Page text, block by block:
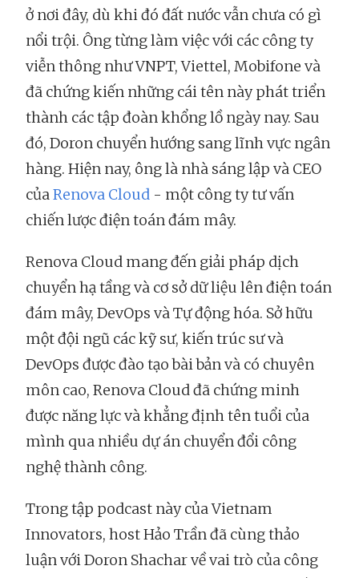
ở nơi đây, dù khi đó đất nước vẫn chưa có gì
nổi trội. Ông từng làm việc với các công ty
viễn thông như VNPT, Viettel, Mobifone và
đã chứng kiến những cái tên này phát triển
thành các tập đoàn khổng lồ ngày nay. Sau
đó, Doron chuyển hướng sang lĩnh vực ngân
hàng. Hiện nay, ông là nhà sáng lập và CEO
củaRenova Cloud - một công ty tư vấn
chiến lược điện toán đám mây.
Renova Cloud mang đến giải pháp dịch
chuyển hạ tầng và cơ sở dữ liệu lên điện toán
đám mây, DevOps và Tự động hóa. Sở hữu
một đội ngũ các kỹ sư, kiến trúc sư và
DevOps được đào tạo bài bản và có chuyên
môn cao, Renova Cloud đã chứng minh
được năng lực và khẳng định tên tuổi của
mình qua nhiều dự án chuyển đổi công
nghệ thành công.
Trong tập podcast này của Vietnam
Innovators, host Hảo Trần đã cùng thảo
luận với Doron Shachar về vai trò của công